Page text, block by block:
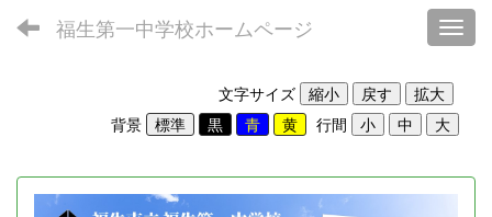
福生第一中学校ホームページ
文字サイズ
背景
行間